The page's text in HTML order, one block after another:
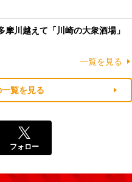
摩川越えて「川崎の大衆酒場」
一覧を見る
覧を見る
フォロー